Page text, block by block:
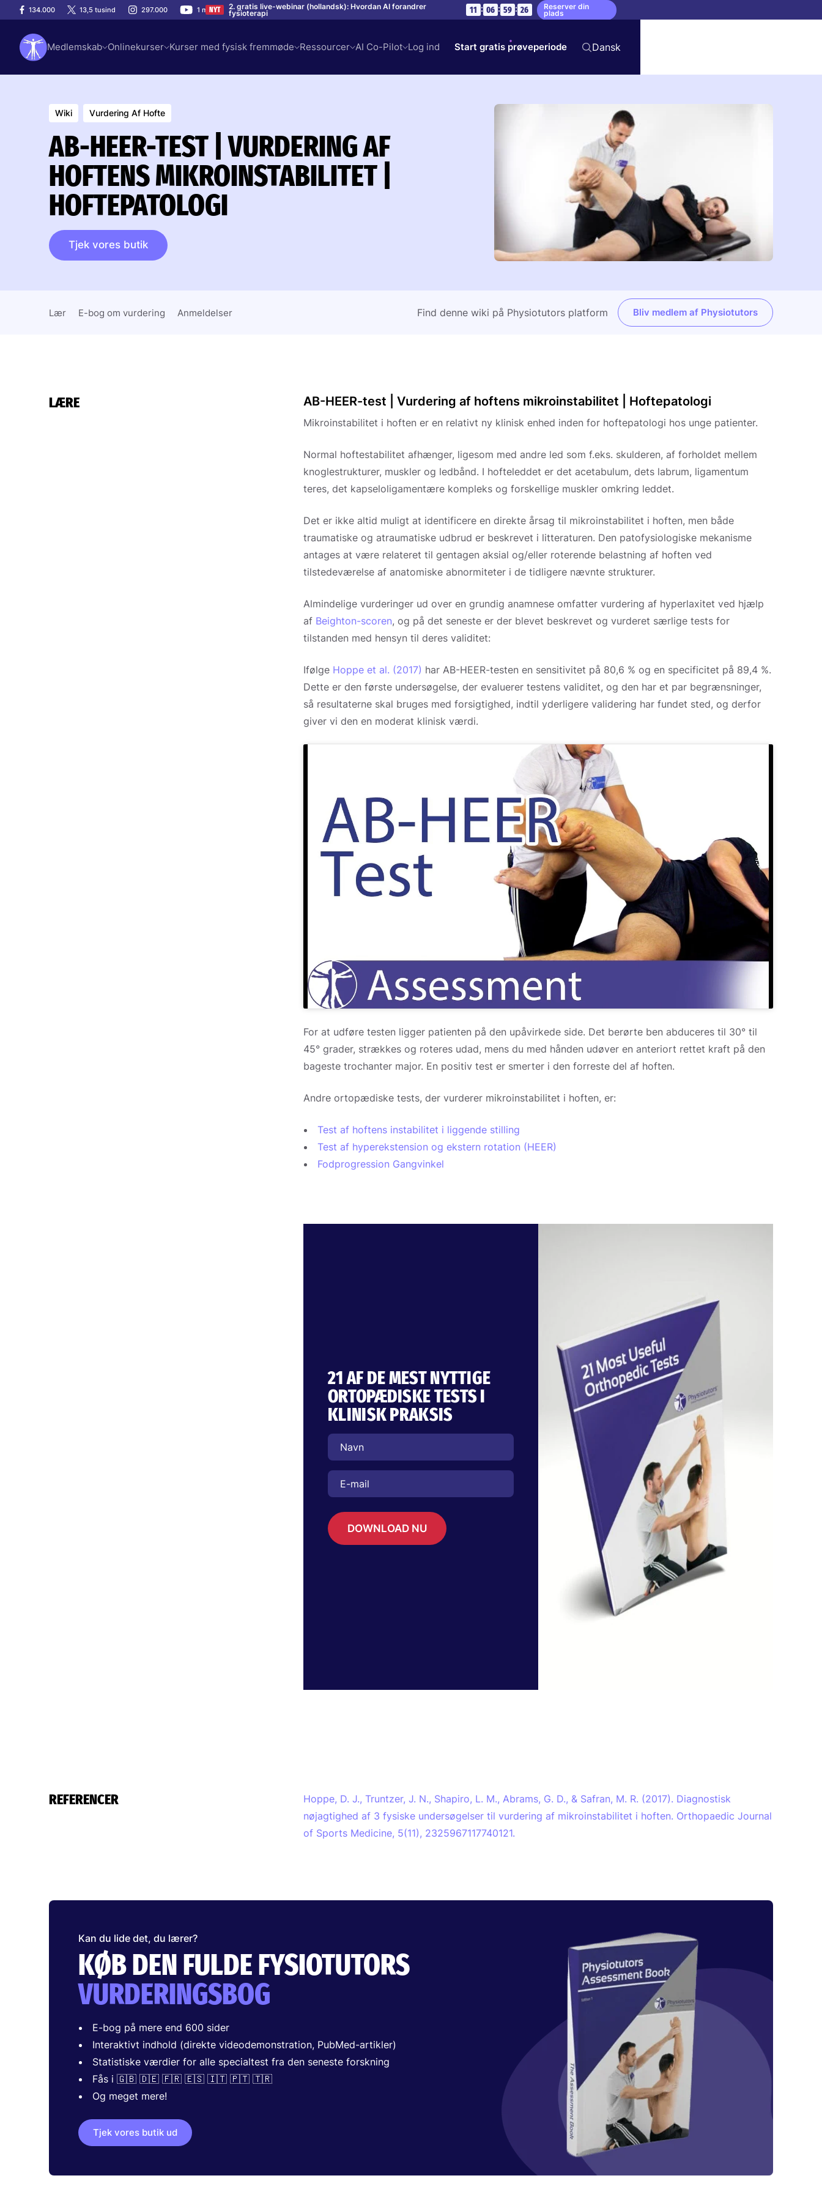
134.000 13,5 tusind 297.000 1 mio.NYT 2. gratis live-webinar (hollandsk): Hvordan AI forandrer
fysioterapi 11 : 06 : 59 : 25 Reserver din
plads
Medlemskab Onlinekurser Kurser med fysisk fremmøde Ressourcer AI Co-Pilot Log ind Start gratis prøveperiode Dansk
Wiki Vurdering Af Hofte
AB-HEER-TEST | VURDERING AF
HOFTENS MIKROINSTABILITET |
HOFTEPATOLOGI
Tjek vores butik
Lær E-bog om vurdering Anmeldelser Find denne wiki på Physiotutors platform Bliv medlem af Physiotutors
LÆRE AB-HEER-test | Vurdering af hoftens mikroinstabilitet | Hoftepatologi
Mikroinstabilitet i hoften er en relativt ny klinisk enhed inden for hoftepatologi hos unge patienter.
Normal hoftestabilitet afhænger, ligesom med andre led som f.eks. skulderen, af forholdet mellem
knoglestrukturer, muskler og ledbånd. I hofteleddet er det acetabulum, dets labrum, ligamentum
teres, det kapseloligamentære kompleks og forskellige muskler omkring leddet.
Det er ikke altid muligt at identificere en direkte årsag til mikroinstabilitet i hoften, men både
traumatiske og atraumatiske udbrud er beskrevet i litteraturen. Den patofysiologiske mekanisme
antages at være relateret til gentagen aksial og/eller roterende belastning af hoften ved
tilstedeværelse af anatomiske abnormiteter i de tidligere nævnte strukturer.
Almindelige vurderinger ud over en grundig anamnese omfatter vurdering af hyperlaxitet ved hjælp
af Beighton-scoren, og på det seneste er der blevet beskrevet og vurderet særlige tests for
tilstanden med hensyn til deres validitet:
Ifølge Hoppe et al. (2017) har AB-HEER-testen en sensitivitet på 80,6 % og en specificitet på 89,4 %.
Dette er den første undersøgelse, der evaluerer testens validitet, og den har et par begrænsninger,
så resultaterne skal bruges med forsigtighed, indtil yderligere validering har fundet sted, og derfor
giver vi den en moderat klinisk værdi.
For at udføre testen ligger patienten på den upåvirkede side. Det berørte ben abduceres til 30° til
45° grader, strækkes og roteres udad, mens du med hånden udøver en anteriort rettet kraft på den
bageste trochanter major. En positiv test er smerter i den forreste del af hoften.
Andre ortopædiske tests, der vurderer mikroinstabilitet i hoften, er:
Test af hoftens instabilitet i liggende stilling
Test af hyperekstension og ekstern rotation (HEER)
Fodprogression Gangvinkel
21 AF DE MEST NYTTIGE
ORTOPÆDISKE TESTS I
KLINISK PRAKSIS
DOWNLOAD NU
REFERENCER
Hoppe, D. J., Truntzer, J. N., Shapiro, L. M., Abrams, G. D., & Safran, M. R. (2017). Diagnostisk
nøjagtighed af 3 fysiske undersøgelser til vurdering af mikroinstabilitet i hoften. Orthopaedic Journal
of Sports Medicine, 5(11), 2325967117740121.
Kan du lide det, du lærer?
KØB DEN FULDE FYSIOTUTORS
VURDERINGSBOG
E-bog på mere end 600 sider
Interaktivt indhold (direkte videodemonstration, PubMed-artikler)
Statistiske værdier for alle specialtest fra den seneste forskning
Fås i 🇬🇧 🇩🇪 🇫🇷 🇪🇸 🇮🇹 🇵🇹 🇹🇷
Og meget mere!
Tjek vores butik ud